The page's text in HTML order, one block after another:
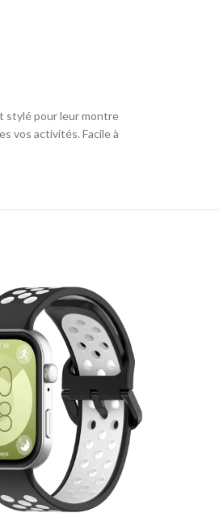
stylé pour leur montre
vos activités. Facile à